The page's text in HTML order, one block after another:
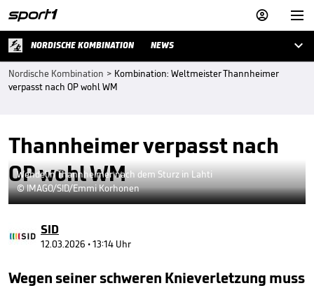


NORDISCHE KOMBINATION NEWS 
Nordische Kombination > Kombination: Weltmeister Thannheimer
verpasst nach OP wohl WM
Thannheimer verpasst nach
OP wohl WM
Wendelin Thannheimer nach dem Sturz in Lahti
© IMAGO/SID/Emmi Korhonen
SID
12.03.2026 • 13:14 Uhr
Wegen seiner schweren Knieverletzung muss